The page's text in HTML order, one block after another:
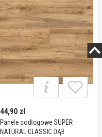
44,90 zł
Panele podłogowe SUPER
NATURAL CLASSIC DĄB